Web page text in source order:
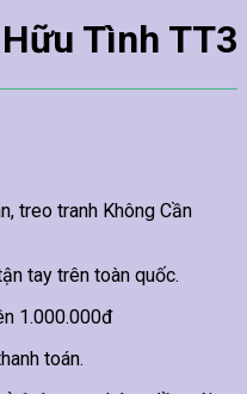
Tình TT3
treo tranh Không Cần
tay trên toàn quốc.
1.000.000đ
toán.